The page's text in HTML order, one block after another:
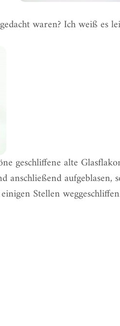
waren? Ich weiß es
geschliffene alte
aufgeblasen,
Stellen